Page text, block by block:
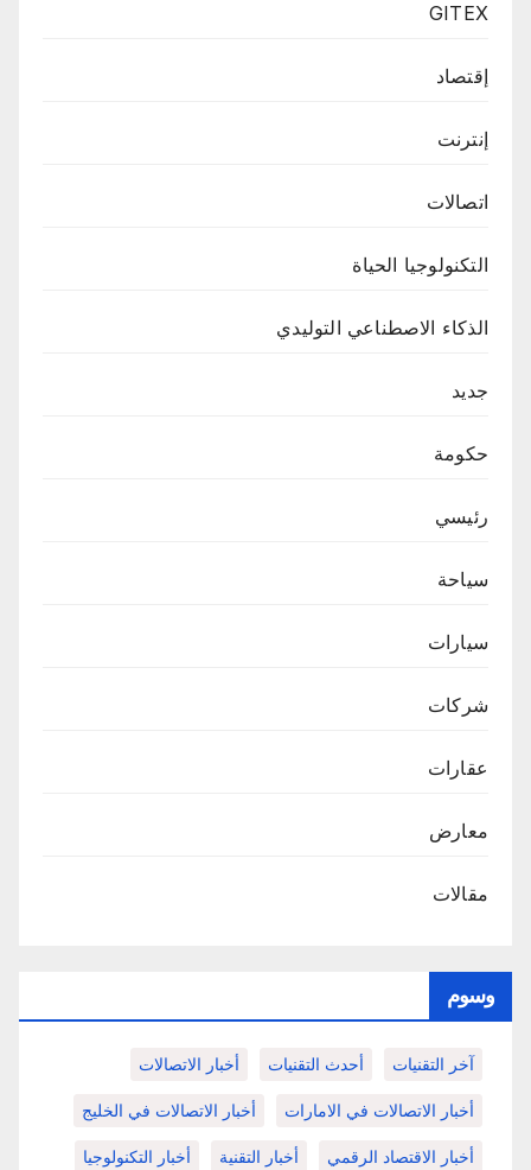
GITEX
إقتصاد
إنترنت
اتصالات
التكنولوجيا الحياة
الذكاء الاصطناعي التوليدي
جديد
حكومة
رئيسي
سياحة
سيارات
شركات
عقارات
معارض
مقالات
وسوم
آخر التقنيات أحدث التقنيات أخبار الاتصالات
أخبار الاتصالات في الامارات أخبار الاتصالات في الخليج
أخبار الاقتصاد الرقمي أخبار التقنية أخبار التكنولوجيا